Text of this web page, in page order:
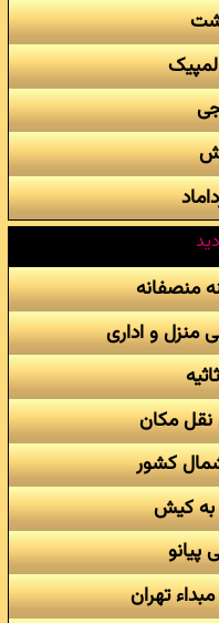
منصفانه
منزل و اداری
نقل مکان
کشور
به کیش
تهران